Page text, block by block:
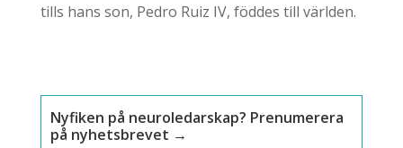
tills hans son, Pedro Ruiz IV, föddes till världen.
Nyfiken på neuroledarskap? Prenumerera
på nyhetsbrevet →